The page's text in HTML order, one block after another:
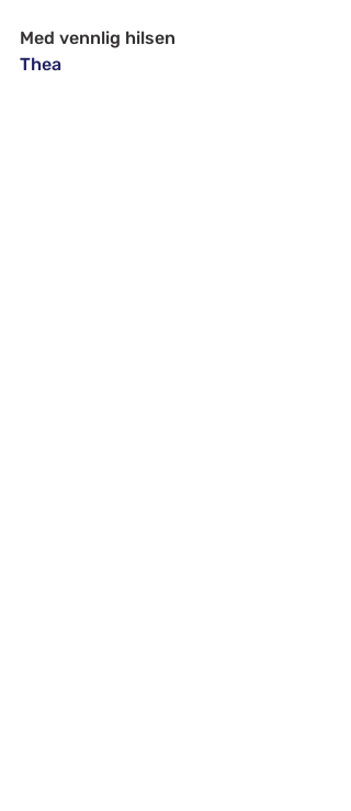
Med vennlig hilsen
Thea